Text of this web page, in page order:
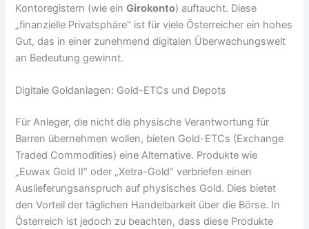
Kontoregistern (wie einGirokonto) auftaucht. Diese
„finanzielle Privatsphäre“ ist für viele Österreicher ein hohes
Gut, das in einer zunehmend digitalen Überwachungswelt
an Bedeutung gewinnt.
Digitale Goldanlagen: Gold-ETCs und Depots
Für Anleger, die nicht die physische Verantwortung für
Barren übernehmen wollen, bieten Gold-ETCs (Exchange
Traded Commodities) eine Alternative. Produkte wie
„Euwax Gold II“ oder „Xetra-Gold“ verbriefen einen
Auslieferungsanspruch auf physisches Gold. Dies bietet
den Vorteil der täglichen Handelbarkeit über die Börse. In
Österreich ist jedoch zu beachten, dass diese Produkte